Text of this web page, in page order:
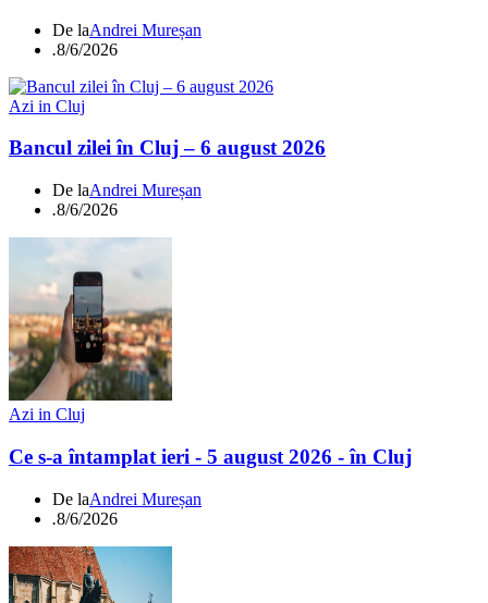
De laAndrei Mureșan
.8/6/2026
Azi in Cluj
Bancul zilei în Cluj – 6 august 2026
De laAndrei Mureșan
.8/6/2026
Azi in Cluj
Ce s-a întamplat ieri - 5 august 2026 - în Cluj
De laAndrei Mureșan
.8/6/2026